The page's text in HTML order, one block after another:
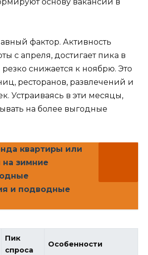
фактор. Активность
с апреля, достигает пика в
снижается к ноябрю. Это
ресторанов, развлечений и
Устраиваясь в эти месяцы,
на более выгодные
квартиры или
зимние
и подводные
Пик
спроса
Особенности